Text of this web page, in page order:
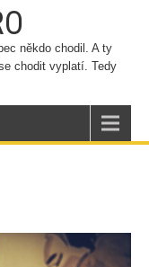
někdo chodil. A ty
chodit vyplatí. Tedy